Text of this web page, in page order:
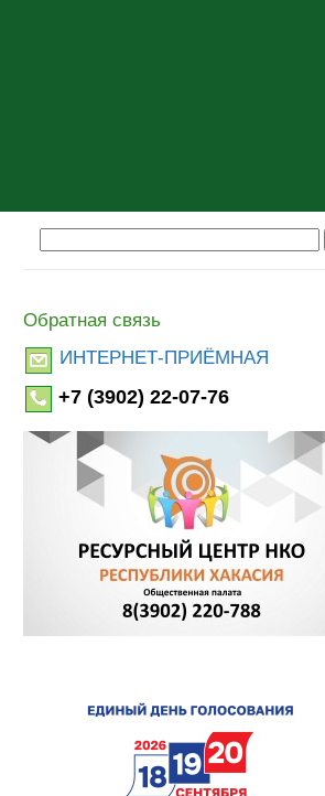
Обратная связь
ИНТЕРНЕТ-ПРИЁМНАЯ
+7 (3902) 22-07-76